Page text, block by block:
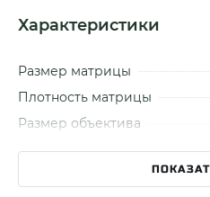
Характеристики
Размер матрицы
Плотность матрицы
Размер объектива
Апертура